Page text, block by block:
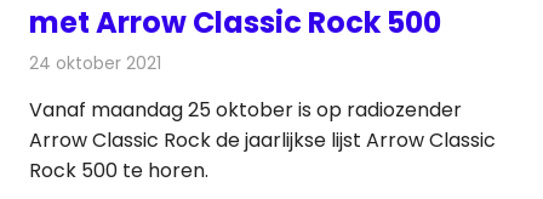
met Arrow Classic Rock 500
24 oktober 2021
Vanaf maandag 25 oktober is op radiozender
Arrow Classic Rock de jaarlijkse lijst Arrow Classic
Rock 500 te horen.